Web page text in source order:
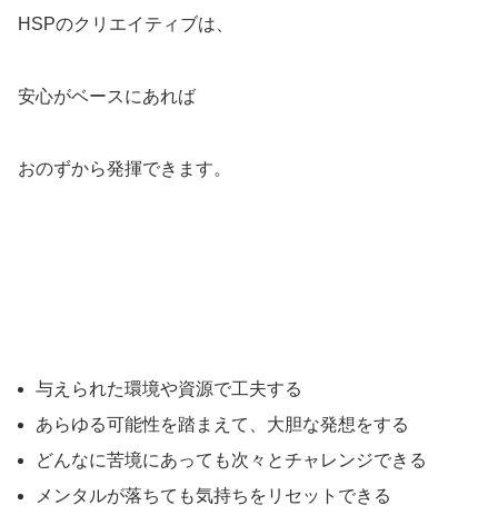
HSPのクリエイティブは、
安心がベースにあれば
おのずから発揮できます。
与えられた環境や資源で工夫する
あらゆる可能性を踏まえて、大胆な発想をする
どんなに苦境にあっても次々とチャレンジできる
メンタルが落ちても気持ちをリセットできる